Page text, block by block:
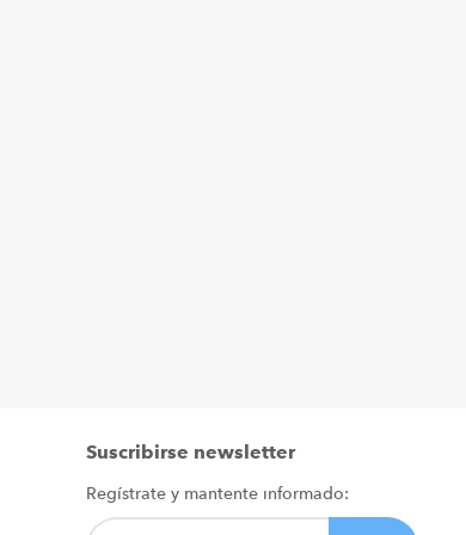
Suscribirse newsletter
Regístrate y mantente informado: